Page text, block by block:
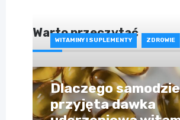
Warto przeczytać
WITAMINY I SUPLEMENTY ZDROWIE
Dlaczego
przyjęta dawka